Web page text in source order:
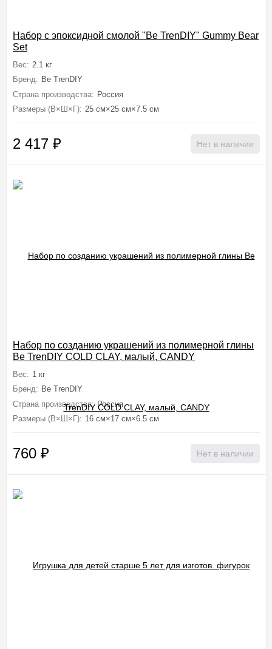
Набор с эпоксидной смолой "Be TrenDIY" Gummy Bear
Set
Вес: 2.1 кг
Бренд: Be TrenDIY
Страна производства: Россия
Размеры (В×Ш×Г): 25 см×25 см×7.5 см
2 417 ₽ Нет в наличии
Набор по созданию украшений из полимерной глины
Be TrenDIY COLD CLAY, малый, CANDY
Вес: 1 кг
Бренд: Be TrenDIY
Страна производства: Россия
Размеры (В×Ш×Г): 16 см×17 см×6.5 см
760 ₽ Нет в наличии